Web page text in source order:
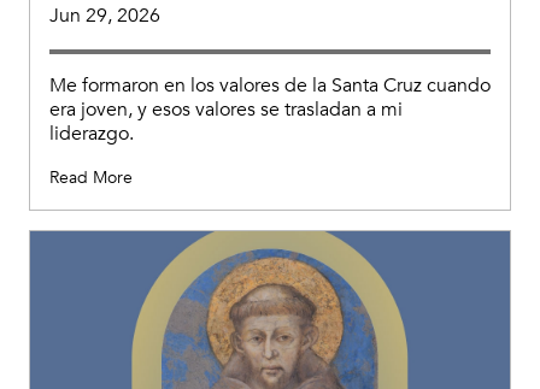
Jun 29, 2026
Me formaron en los valores de la Santa Cruz cuando
era joven, y esos valores se trasladan a mi
liderazgo.
Read More